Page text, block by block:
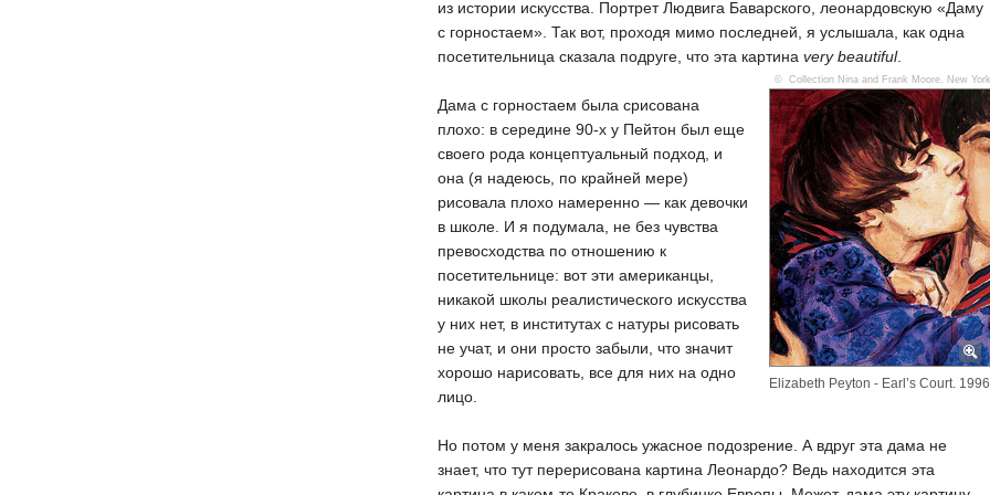
из истории искусства. Портрет Людвига Баварского, леонардовскую «Даму
с горностаем». Так вот, проходя мимо последней, я услышала, как одна
посетительница сказала подруге, что эта картина very beautiful.
© Collection Nina and Frank Moore. New York
Elizabeth Peyton - Earl’s Court. 1996
Дама с горностаем была срисована
плохо: в середине 90-х у Пейтон был еще
своего рода концептуальный подход, и
она (я надеюсь, по крайней мере)
рисовала плохо намеренно — как девочки
в школе. И я подумала, не без чувства
превосходства по отношению к
посетительнице: вот эти американцы,
никакой школы реалистического искусства
у них нет, в институтах с натуры рисовать
не учат, и они просто забыли, что значит
хорошо нарисовать, все для них на одно
лицо.
Но потом у меня закралось ужасное подозрение. А вдруг эта дама не
знает, что тут перерисована картина Леонардо? Ведь находится эта